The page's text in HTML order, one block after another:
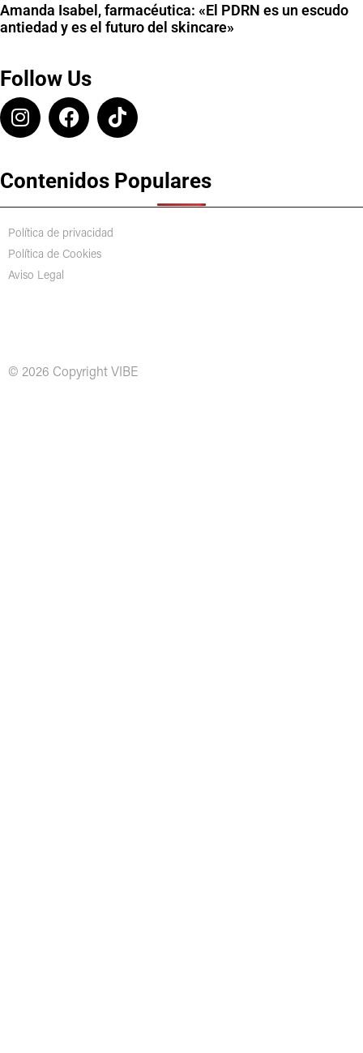
Amanda Isabel, farmacéutica: «El PDRN es un escudo
antiedad y es el futuro del skincare»
Follow Us
Contenidos Populares
Política de privacidad
Política de Cookies
Aviso Legal
© 2026 Copyright VIBE